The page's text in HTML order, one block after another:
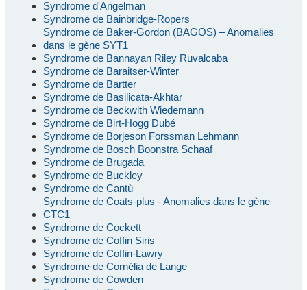
Syndrome d'Angelman
Syndrome de Bainbridge-Ropers
Syndrome de Baker-Gordon (BAGOS) – Anomalies
dans le gène SYT1
Syndrome de Bannayan Riley Ruvalcaba
Syndrome de Baraitser-Winter
Syndrome de Bartter
Syndrome de Basilicata-Akhtar
Syndrome de Beckwith Wiedemann
Syndrome de Birt-Hogg Dubé
Syndrome de Borjeson Forssman Lehmann
Syndrome de Bosch Boonstra Schaaf
Syndrome de Brugada
Syndrome de Buckley
Syndrome de Cantù
Syndrome de Coats-plus - Anomalies dans le gène
CTC1
Syndrome de Cockett
Syndrome de Coffin Siris
Syndrome de Coffin-Lawry
Syndrome de Cornélia de Lange
Syndrome de Cowden